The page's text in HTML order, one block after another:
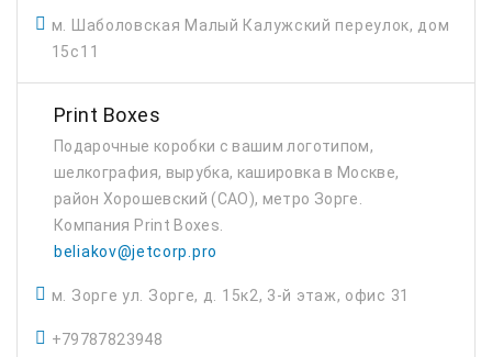
м. Шаболовская Малый Калужский переулок, дом
15c11
Print Boxes
Подарочные коробки с вашим логотипом,
шелкография, вырубка, кашировка в Москве,
район Хорошевский (САО), метро Зорге.
Компания Print Boxes.
beliakov@jetcorp.pro
м. Зорге ул. Зорге, д. 15к2, 3-й этаж, офис 31
+79787823948